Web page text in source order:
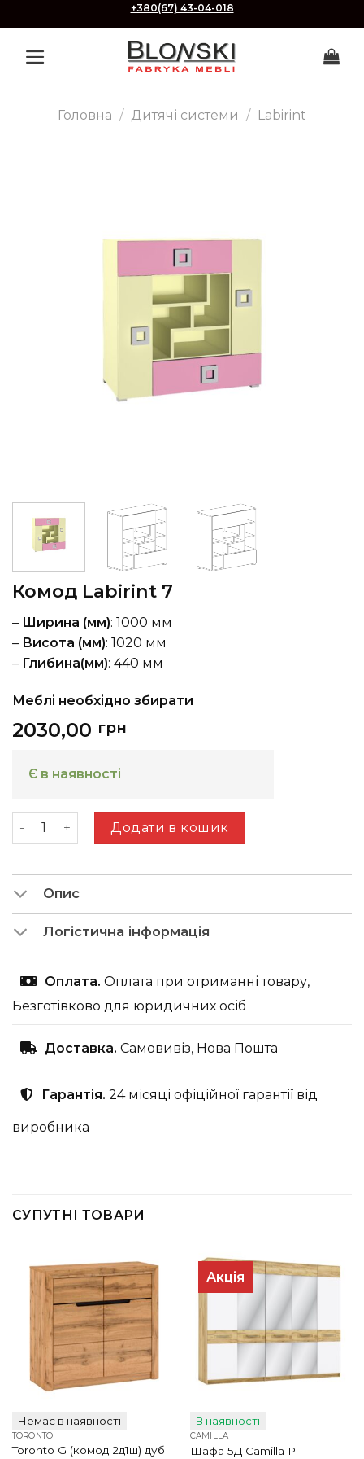
to
content
+380(67) 43-04-018
Головна / Дитячі системи / Labirint
Комод Labirint 7
– Ширина (мм): 1000 мм
– Висота (мм): 1020 мм
– Глибина(мм): 440 мм
Меблі необхідно збирати
2030,00 грн
Є в наявності
Комод Labirint 7 кількість
Додати в кошик
Опис
Логістична інформація
Оплата. Оплата при отриманні товару,
Безготівково для юридичних осіб
Доставка. Самовивіз, Нова Пошта
Гарантія. 24 місяці офіційної гарантії від
виробника
СУПУТНІ ТОВАРИ
Немає в наявності
TORONTO
Toronto G (комод 2д1ш) дуб
Акція
В наявності
CAMILLA
Шафа 5Д Camilla P